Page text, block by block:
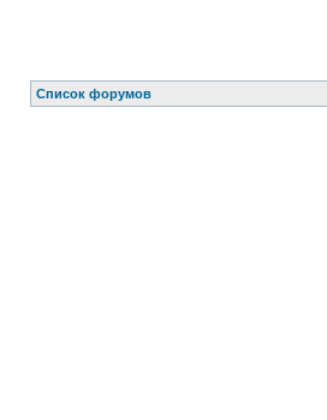
Список форумов